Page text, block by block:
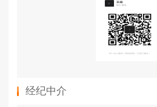
经纪中介